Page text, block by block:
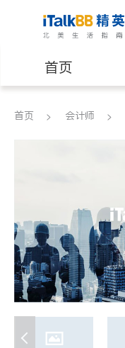
首页
医生
建筑装修
首页 会计师